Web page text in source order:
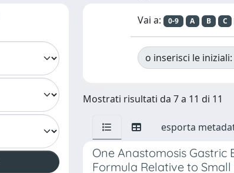
Vai a: 0-9 A B C
o inserisci le iniziali:
Mostrati risultati da 7 a 11 di 11
esporta
One Anastomosis Gastric
Formula Relative to